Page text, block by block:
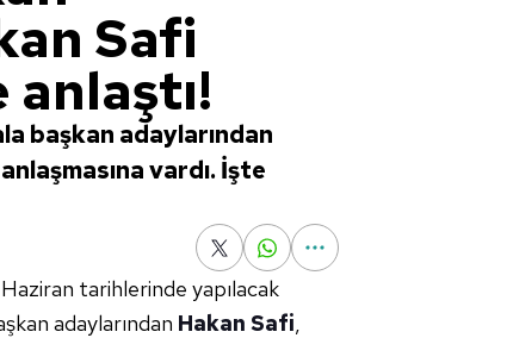
Safi
başkan adaylarından
vardı. İşte
tarihlerinde yapılacak
adaylarından Hakan Safi,